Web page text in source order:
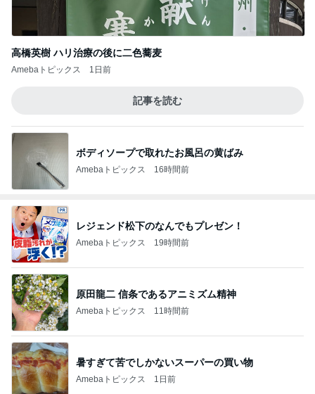
高橋英樹 ハリ治療の後に二色蕎麦
Amebaトピックス 1日前
記事を読む
ボディソープで取れたお風呂の黄ばみ
Amebaトピックス 16時間前
レジェンド松下のなんでもプレゼン！
Amebaトピックス 19時間前
原田龍二 信条であるアニミズム精神
Amebaトピックス 11時間前
暑すぎて苦でしかないスーパーの買い物
Amebaトピックス 1日前